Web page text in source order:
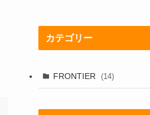
カテゴリー
FRONTIER (14)